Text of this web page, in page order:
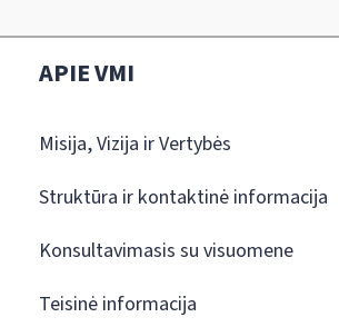
APIE VMI
Misija, Vizija ir Vertybės
Struktūra ir kontaktinė informacija
Konsultavimasis su visuomene
Teisinė informacija